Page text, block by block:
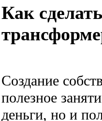
Как
Создание
полезное
деньги, но и